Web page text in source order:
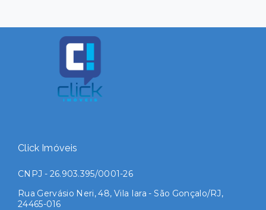
Click Imóveis
CNPJ - 26.903.395/0001-26
Rua Gervásio Neri, 48, Vila Iara - São Gonçalo/RJ,
24465-016